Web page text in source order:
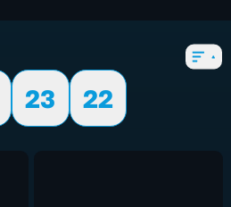
23
22